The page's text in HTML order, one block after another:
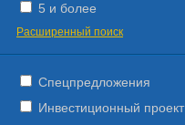
5 и более
Расширенный поиск
Спецпредложения
Инвестиционный проект